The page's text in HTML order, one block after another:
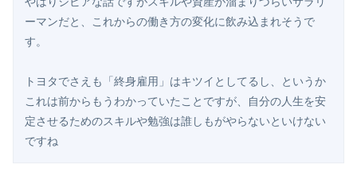
ーマンだと、これからの働き方の変化に飲み込まれそうで
す。
トヨタでさえも「終身雇用」はキツイとしてるし、というか
これは前からもうわかっていたことですが、自分の人生を安
定させるためのスキルや勉強は誰しもがやらないといけない
ですね